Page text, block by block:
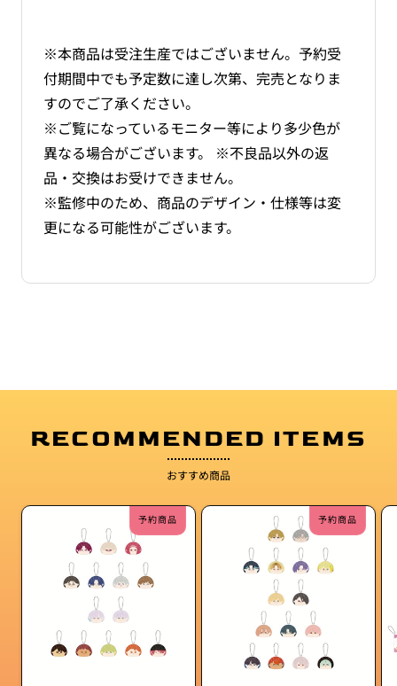
※本商品は受注生産ではございません。予約受
付期間中でも予定数に達し次第、完売となりま
すのでご了承ください。
※ご覧になっているモニター等により多少色が
異なる場合がございます。 ※不良品以外の返
品・交換はお受けできません。
※監修中のため、商品のデザイン・仕様等は変
更になる可能性がございます。
RECOMMENDED ITEMS
おすすめ商品
予約商品 予約商品